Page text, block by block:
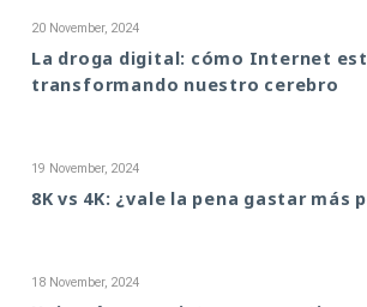
20 November, 2024
La droga digital: cómo Internet
transformando nuestro cerebro
19 November, 2024
8K vs 4K: ¿vale la pena gastar más
18 November, 2024